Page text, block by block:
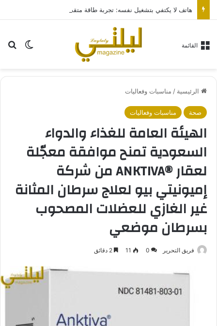
الوضع القائمة
الرئيسية / مناسبات وفعاليات
صحة مناسبات وفعاليات
الهيئة العامة للغذاء والدواء
السعودية تمنح موافقة معجّلة
لعقار ®️ANKTIVA من شركة
إميونيتي بيو لعلاج سرطان المثانة
غير الغازي للعضلات المصحوب
بسرطان موضعي
فريق التحرير 0
11